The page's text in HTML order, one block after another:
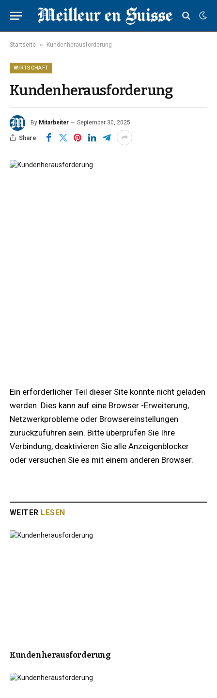
Startseite » Kundenherausforderung
WIRTSCHAFT
Kundenherausforderung
By Mitarbeiter September 30, 2025
Share
Ein erforderlicher Teil dieser Site konnte nicht geladen
werden. Dies kann auf eine Browser -Erweiterung,
Netzwerkprobleme oder Browsereinstellungen
zurückzuführen sein. Bitte überprüfen Sie Ihre
Verbindung, deaktivieren Sie alle Anzeigenblocker
oder versuchen Sie es mit einem anderen Browser.
WEITER LESEN
Kundenherausforderung